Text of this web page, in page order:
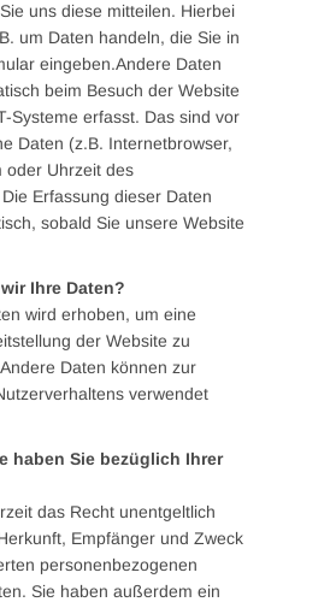
uns diese mitteilen. Hierbei
um Daten handeln, die Sie in
eingeben.Andere Daten
beim Besuch der Website
Systeme erfasst. Das sind vor
Daten (z.B. Internetbrowser,
oder Uhrzeit des
Erfassung dieser Daten
sobald Sie unsere Website
Ihre Daten?
wird erhoben, um eine
der Website zu
Daten können zur
verwendet
haben Sie bezüglich Ihrer
das Recht unentgeltlich
Empfänger und Zweck
personenbezogenen
Sie haben außerdem ein